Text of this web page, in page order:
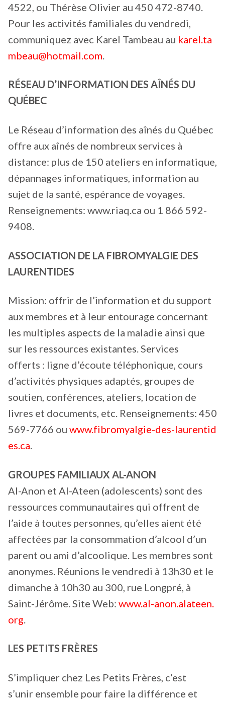
4522, ou Thérèse Olivier au 450 472-8740.
Pour les activités familiales du vendredi,
communiquez avec Karel Tambeau au karel.ta
mbeau@hotmail.com
RÉSEAU D’INFORMATION DES AÎNÉS DU
QUÉBEC
Le Réseau d’information des aînés du Québec
offre aux aînés de nombreux services à
distance: plus de 150 ateliers en informatique,
dépannages informatiques, information au
sujet de la santé, espérance de voyages.
Renseignements: www.riaq.ca ou 1 866 592-
9408.
ASSOCIATION DE LA FIBROMYALGIE DES
LAURENTIDES
Mission: offrir de l’information et du support
aux membres et à leur entourage concernant
les multiples aspects de la maladie ainsi que
sur les ressources existantes. Services
offerts : ligne d’écoute téléphonique, cours
d’activités physiques adaptés, groupes de
soutien, conférences, ateliers, location de
livres et documents, etc. Renseignements: 450
569-7766 ou www.fibromyalgie-des-laurentid
es.ca.
GROUPES FAMILIAUX AL-ANON
Al-Anon et Al-Ateen (adolescents) sont des
ressources communautaires qui offrent de
l’aide à toutes personnes, qu’elles aient été
affectées par la consommation d’alcool d’un
parent ou ami d’alcoolique. Les membres sont
anonymes. Réunions le vendredi à 13h30 et le
dimanche à 10h30 au 300, rue Longpré, à
Saint-Jérôme. Site Web: www.al-anon.alateen.
org
LES PETITS FRÈRES
S’impliquer chez Les Petits Frères, c’est
s’unir ensemble pour faire la différence et